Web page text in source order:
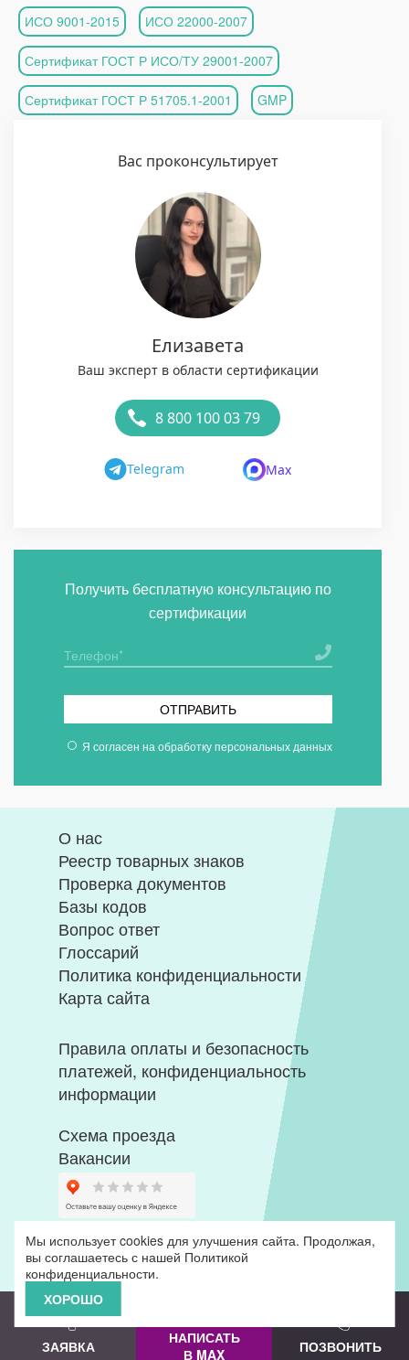
ИСО 9001-2015 ИСО 22000-2007
Сертификат ГОСТ Р ИСО/ТУ 29001-2007
Сертификат ГОСТ Р 51705.1-2001 GMP
Вас проконсультирует
Елизавета
Ваш эксперт в области сертификации
8 800 100 03 79
Telegram Max
Получить бесплатную консультацию по
сертификации
ОТПРАВИТЬ
Я согласен на обработку персональных данных
О нас
Реестр товарных знаков
Проверка документов
Базы кодов
Вопрос ответ
Глоссарий
Политика конфиденциальности
Карта сайта
Правила оплаты и безопасность
платежей, конфиденциальность
информации
Схема проезда
Вакансии
ЗАЯВКА
НАПИСАТЬ
В MAX
ПОЗВОНИТЬ
Мы использует cookies для улучшения сайта. Продолжая,
вы соглашаетесь с нашей Политикой
конфиденциальности.
ХОРОШО